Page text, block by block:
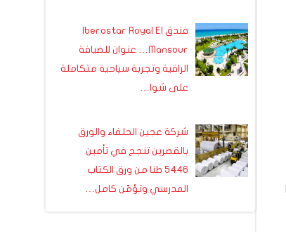
فندق Iberostar Royal El
Mansour… عنوان للضيافة
الراقية وتجربة سياحية متكاملة
على شوا…
شركة عجين الحلفاء والورق
بالقصرين تنجح في تأمين
5446 طنا من ورق الكتاب
المدرسي وتؤمّن كامل…